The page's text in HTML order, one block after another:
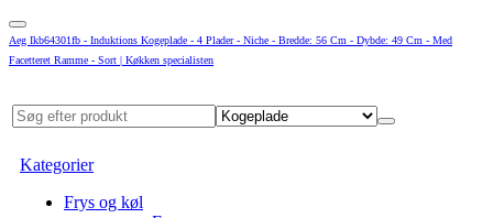
Aeg Ikb64301fb - Induktions Kogeplade - 4 Plader - Niche - Bredde: 56 Cm - Dybde: 49 Cm - Med
Facetteret Ramme - Sort | Køkken specialisten
Kategorier
Frys og køl